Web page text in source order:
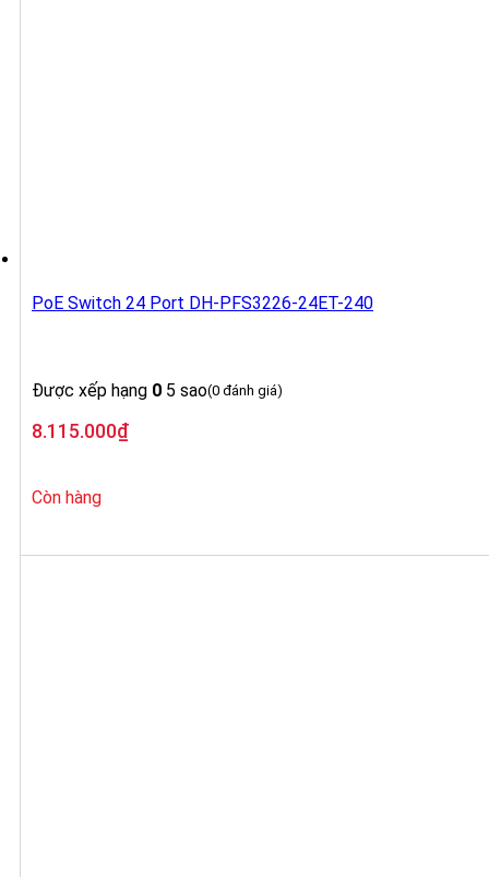
PoE Switch 24 Port DH-PFS3226-24ET-240
Được xếp hạng 0 5 sao(0 đánh giá)
8.115.000₫
Còn hàng